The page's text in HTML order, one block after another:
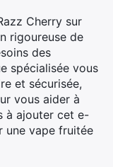
Cherry sur
rigoureuse de
des
spécialisée vous
et sécurisée,
vous aider à
à ajouter cet e-
une vape fruitée